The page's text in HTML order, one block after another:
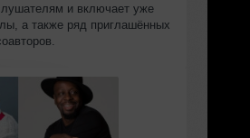
и включает уже
а также ряд приглашённых